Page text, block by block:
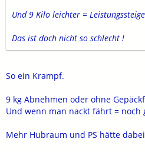
Und 9 Kilo leichter =
Das ist doch nicht so schlecht !
So ein Krampf.
9 kg Abnehmen oder ohne
Und wenn man nackt fährt =
Mehr Hubraum und PS hätte